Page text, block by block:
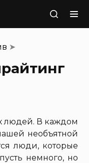
Поиск
➤
людей. В каждом
необъятной
люди, которые
немного, но